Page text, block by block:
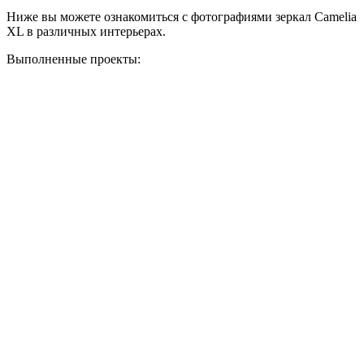
Ниже вы можете ознакомиться с фотографиями зеркал Camelia
XL в различных интерьерах.
Выполненные проекты: